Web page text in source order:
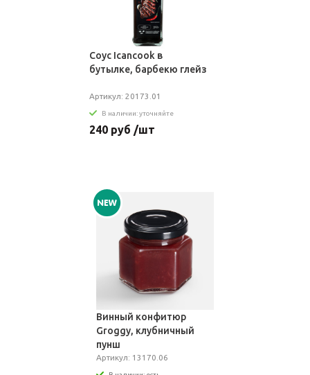
Соус Icancook в
бутылке, барбекю глейз
Артикул: 20173.01
В наличии: уточняйте
240 руб /шт
Винный конфитюр
Groggy, клубничный
пунш
Артикул: 13170.06